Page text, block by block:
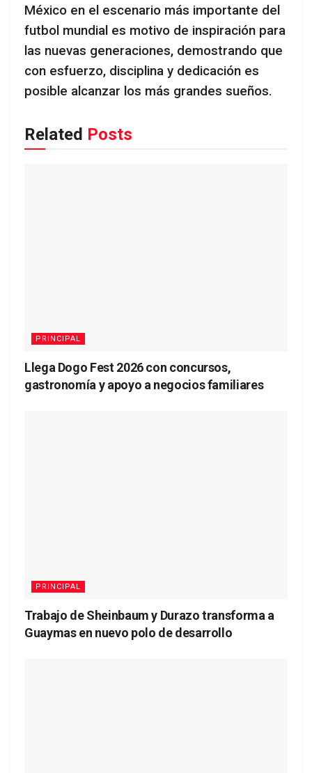
México en el escenario más importante del
futbol mundial es motivo de inspiración para
las nuevas generaciones, demostrando que
con esfuerzo, disciplina y dedicación es
posible alcanzar los más grandes sueños.
Related Posts
PRINCIPAL
Llega Dogo Fest 2026 con concursos,
gastronomía y apoyo a negocios familiares
PRINCIPAL
Trabajo de Sheinbaum y Durazo transforma a
Guaymas en nuevo polo de desarrollo